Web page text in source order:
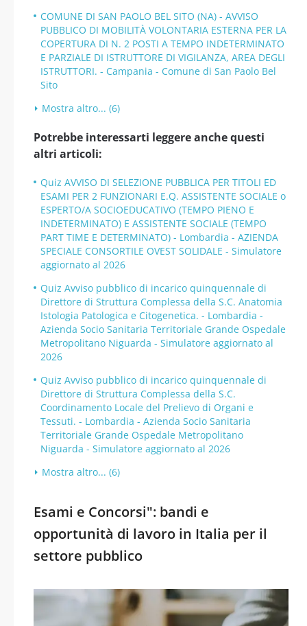
COMUNE DI SAN PAOLO BEL SITO (NA) - AVVISO
PUBBLICO DI MOBILITÀ VOLONTARIA ESTERNA PER LA
COPERTURA DI N. 2 POSTI A TEMPO INDETERMINATO
E PARZIALE DI ISTRUTTORE DI VIGILANZA, AREA DEGLI
ISTRUTTORI. - Campania - Comune di San Paolo Bel
Sito
Mostra altro... (6)
Potrebbe interessarti leggere anche questi
altri articoli:
Quiz AVVISO DI SELEZIONE PUBBLICA PER TITOLI ED
ESAMI PER 2 FUNZIONARI E.Q. ASSISTENTE SOCIALE o
ESPERTO/A SOCIOEDUCATIVO (TEMPO PIENO E
INDETERMINATO) E ASSISTENTE SOCIALE (TEMPO
PART TIME E DETERMINATO) - Lombardia - AZIENDA
SPECIALE CONSORTILE OVEST SOLIDALE - Simulatore
aggiornato al 2026
Quiz Avviso pubblico di incarico quinquennale di
Direttore di Struttura Complessa della S.C. Anatomia
Istologia Patologica e Citogenetica. - Lombardia -
Azienda Socio Sanitaria Territoriale Grande Ospedale
Metropolitano Niguarda - Simulatore aggiornato al
2026
Quiz Avviso pubblico di incarico quinquennale di
Direttore di Struttura Complessa della S.C.
Coordinamento Locale del Prelievo di Organi e
Tessuti. - Lombardia - Azienda Socio Sanitaria
Territoriale Grande Ospedale Metropolitano
Niguarda - Simulatore aggiornato al 2026
Mostra altro... (6)
Esami e Concorsi": bandi e
opportunità di lavoro in Italia per il
settore pubblico